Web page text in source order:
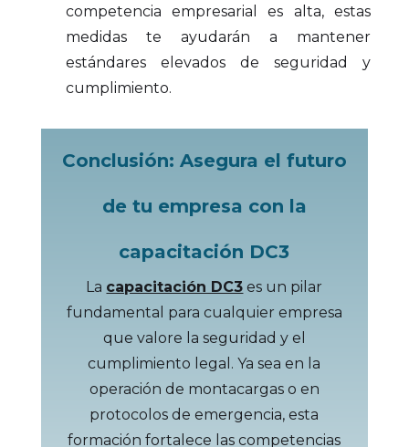
competencia empresarial es alta, estas
medidas te ayudarán a mantener
estándares elevados de seguridad y
cumplimiento.
Conclusión: Asegura el futuro
de tu empresa con la
capacitación DC3
La capacitación DC3 es un pilar
fundamental para cualquier empresa
que valore la seguridad y el
cumplimiento legal. Ya sea en la
operación de montacargas o en
protocolos de emergencia, esta
formación fortalece las competencias